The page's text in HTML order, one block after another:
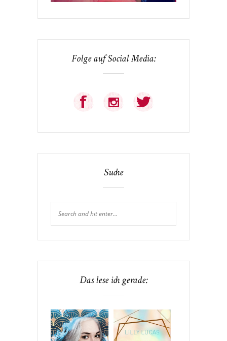
Folge auf Social Media:
Suche
Das lese ich gerade: